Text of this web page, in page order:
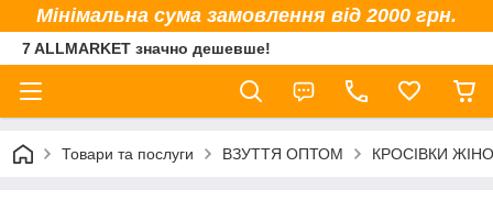
Мінімальна сума замовлення від 2000 грн.
7 ALLMARKET значно дешевше!
Товари та послуги ВЗУТТЯ ОПТОМ КРОСІВКИ